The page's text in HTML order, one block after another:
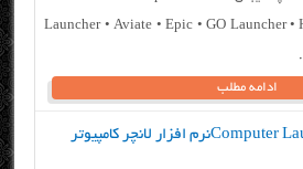
Launcher • Aviate • Epic • GO Launcher
ادامه مطلب
دانلود Computer Launcher 10.1نرم افزار لانچر کامپیوتر